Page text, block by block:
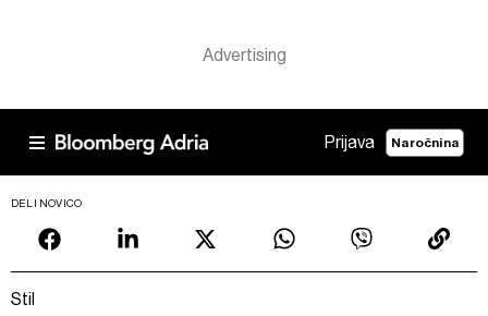
Prijava Naročnina
DELI NOVICO
Stil